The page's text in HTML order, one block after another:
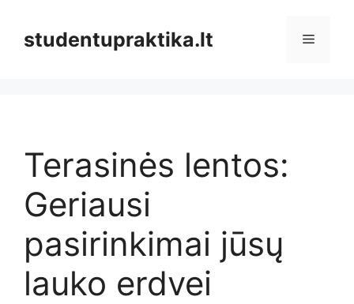
turiniostudentupraktika.lt Meniu
Terasinės lentos:
Geriausi
pasirinkimai jūsų
lauko erdvei